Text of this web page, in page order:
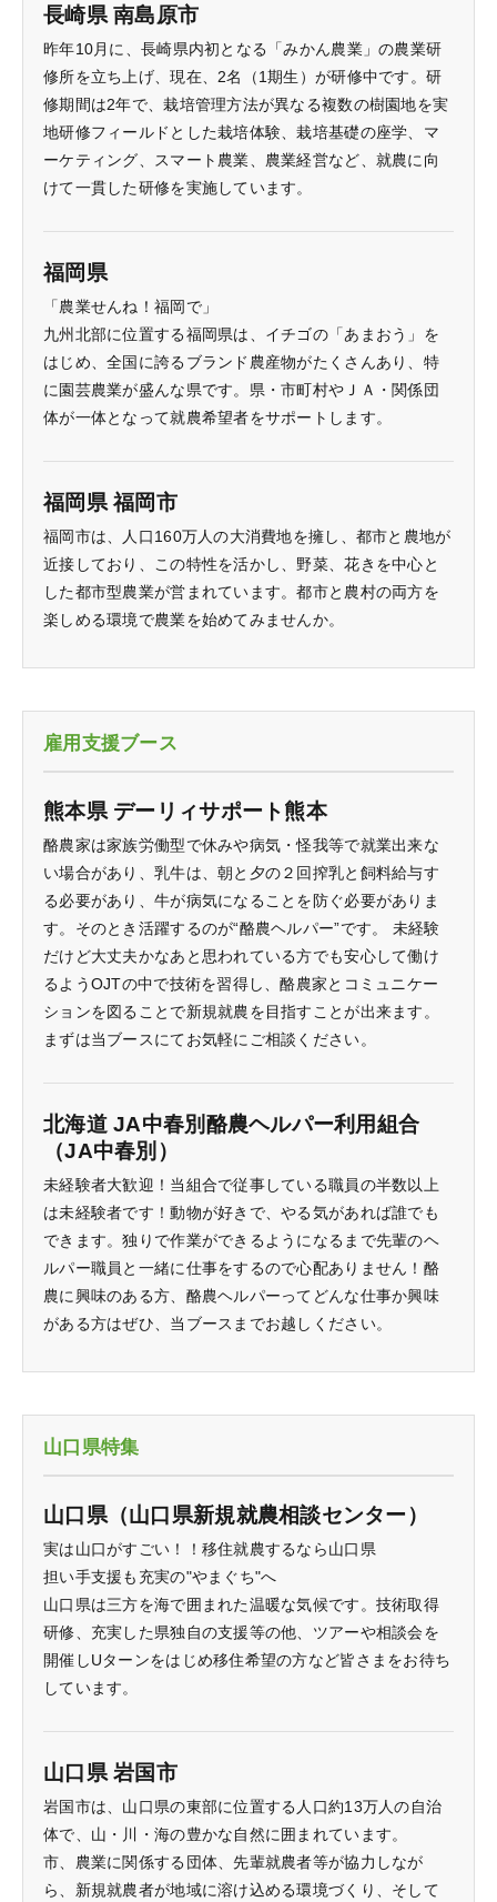
長崎県 南島原市
昨年10月に、長崎県内初となる「みかん農業」の農業研
修所を立ち上げ、現在、2名（1期生）が研修中です。研
修期間は2年で、栽培管理方法が異なる複数の樹園地を実
地研修フィールドとした栽培体験、栽培基礎の座学、マ
ーケティング、スマート農業、農業経営など、就農に向
けて一貫した研修を実施しています。
福岡県
「農業せんね！福岡で」
九州北部に位置する福岡県は、イチゴの「あまおう」を
はじめ、全国に誇るブランド農産物がたくさんあり、特
に園芸農業が盛んな県です。県・市町村やＪＡ・関係団
体が一体となって就農希望者をサポートします。
福岡県 福岡市
福岡市は、人口160万人の大消費地を擁し、都市と農地が
近接しており、この特性を活かし、野菜、花きを中心と
した都市型農業が営まれています。都市と農村の両方を
楽しめる環境で農業を始めてみませんか。
雇用支援ブース
熊本県 デーリィサポート熊本
酪農家は家族労働型で休みや病気・怪我等で就業出来な
い場合があり、乳牛は、朝と夕の２回搾乳と飼料給与す
る必要があり、牛が病気になることを防ぐ必要がありま
す。そのとき活躍するのが“酪農ヘルパー”です。 未経験
だけど大丈夫かなあと思われている方でも安心して働け
るようOJTの中で技術を習得し、酪農家とコミュニケー
ションを図ることで新規就農を目指すことが出来ます。
まずは当ブースにてお気軽にご相談ください。
北海道 JA中春別酪農ヘルパー利用組合
（JA中春別）
未経験者大歓迎！当組合で従事している職員の半数以上
は未経験者です！動物が好きで、やる気があれば誰でも
できます。独りで作業ができるようになるまで先輩のヘ
ルパー職員と一緒に仕事をするので心配ありません！酪
農に興味のある方、酪農ヘルパーってどんな仕事か興味
がある方はぜひ、当ブースまでお越しください。
山口県特集
山口県（山口県新規就農相談センター）
実は山口がすごい！！移住就農するなら山口県
担い手支援も充実の"やまぐち"へ
山口県は三方を海で囲まれた温暖な気候です。技術取得
研修、充実した県独自の支援等の他、ツアーや相談会を
開催しUターンをはじめ移住希望の方など皆さまをお待ち
しています。
山口県 岩国市
岩国市は、山口県の東部に位置する人口約13万人の自治
体で、山・川・海の豊かな自然に囲まれています。
市、農業に関係する団体、先輩就農者等が協力しなが
ら、新規就農者が地域に溶け込める環境づくり、そして